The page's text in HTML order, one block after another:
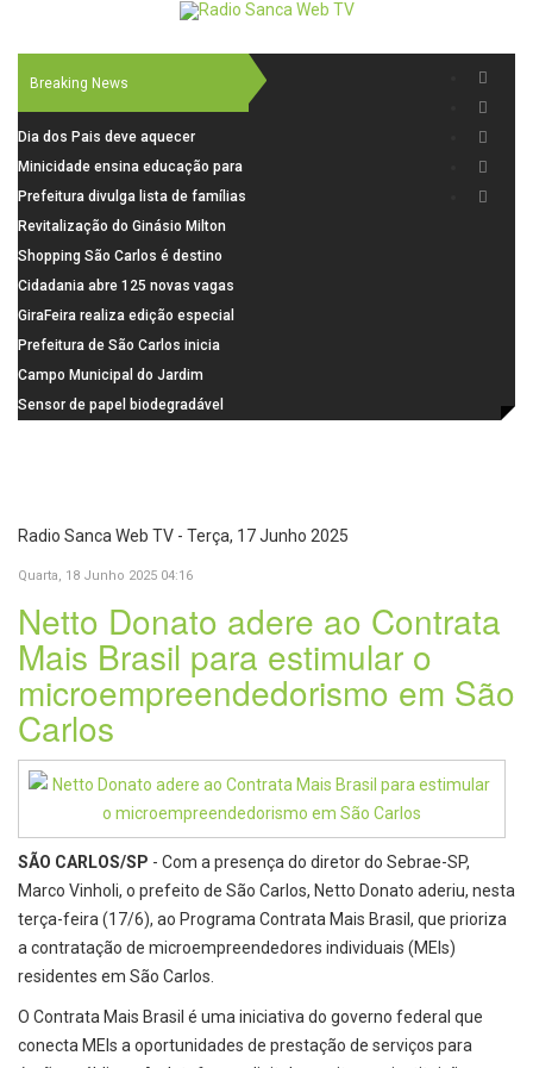
Breaking News
Dia dos Pais deve aquecer
comércio de São Carlos com
renda em alta e maior circulação
de consumidores
Minicidade ensina educação para
o trânsito a 264 crianças da rede
municipal
Prefeitura divulga lista de famílias
pré-selecionadas pela Caixa para
o Residencial Santa Felícia
Revitalização do Ginásio Milton
Olaio filho avança com obras de
recuperação
Shopping São Carlos é destino
para celebrar o Dia dos Pais com
presentes, gastronomia e lazer
Cidadania abre 125 novas vagas
para oficinas de convivência
GiraFeira realiza edição especial
de Dia dos Pais neste domingo (9)
na Praça dos Advogados
Prefeitura de São Carlos inicia
instalação de ovitrampas para
monitoramento de arboviroses
Campo Municipal do Jardim
Cruzado recebe nova iluminação e
Sensor de papel biodegradável
Radio Sanca Web TV - Terça, 17 Junho 2025
Quarta, 18 Junho 2025 04:16
Netto Donato adere ao Contrata
Mais Brasil para estimular o
microempreendedorismo em São
Carlos
SÃO CARLOS/SP - Com a presença do diretor do Sebrae-SP,
Marco Vinholi, o prefeito de São Carlos, Netto Donato aderiu, nesta
terça-feira (17/6), ao Programa Contrata Mais Brasil, que prioriza
a contratação de microempreendedores individuais (MEIs)
residentes em São Carlos.
O Contrata Mais Brasil é uma iniciativa do governo federal que
conecta MEIs a oportunidades de prestação de serviços para